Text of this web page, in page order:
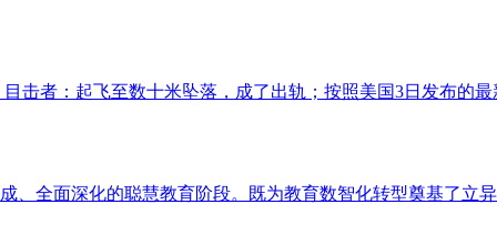
击者：起飞至数十米坠落，成了出轨；按照美国3日发布的
、全面深化的聪慧教育阶段。既为教育数智化转型奠基了立